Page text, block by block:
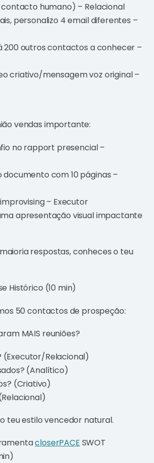
humano) – Relacional
personalizo 4 email diferentes –
200 outros contactos a conhecer –
criativo/mensagem voz original –
vendas importante:
no rapport presencial –
documento com 10 páginas –
– Executor
apresentação visual impactante
respostas, conheces o teu
Histórico (10 min)
50 contactos de prospeção:
MAIS reuniões?
(Executor/Relacional)
(Analítico)
(Criativo)
teu estilo vencedor natural.
closerPACE SWOT